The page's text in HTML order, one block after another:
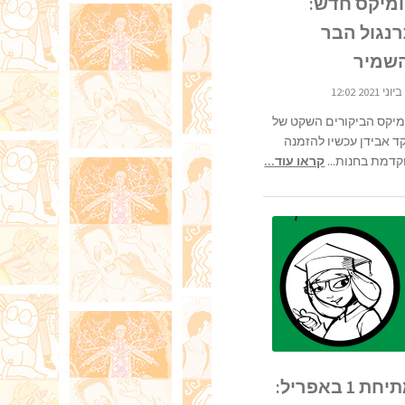
הבר
הביקורים השקט של
אבידן עכשיו להזמנה
בחנות... קראו עוד...
מתיחת 1 באפריל: